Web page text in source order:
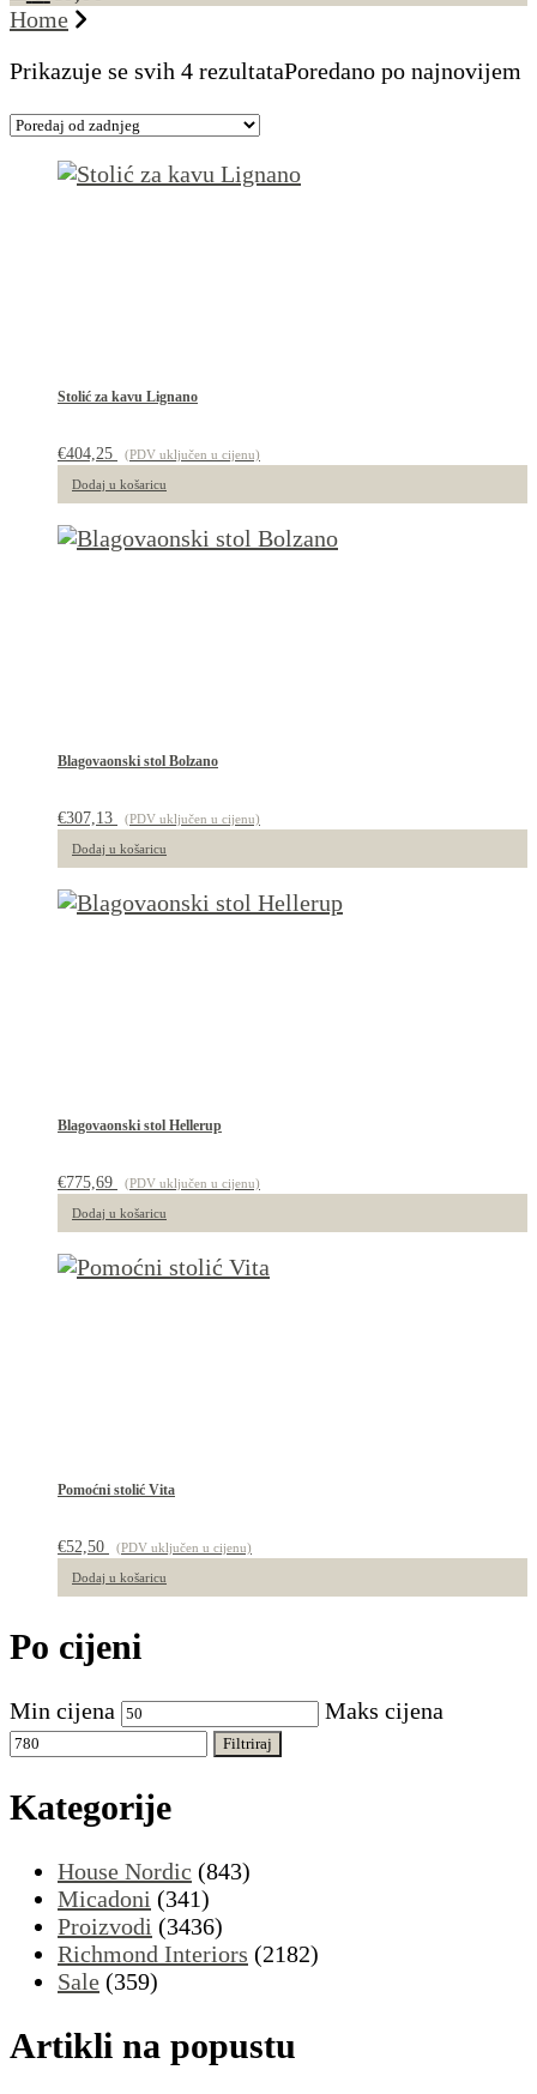
Home
Prikazuje se svih 4 rezultataPoredano po najnovijem
Stolić za kavu Lignano
€404,25 (PDV uključen u cijenu)
Dodaj u košaricu
Blagovaonski stol Bolzano
€307,13 (PDV uključen u cijenu)
Dodaj u košaricu
Blagovaonski stol Hellerup
€775,69 (PDV uključen u cijenu)
Dodaj u košaricu
Pomoćni stolić Vita
€52,50 (PDV uključen u cijenu)
Dodaj u košaricu
Po cijeni
Min cijena Maks cijena
Filtriraj
Kategorije
House Nordic (843)
Micadoni (341)
Proizvodi (3436)
Richmond Interiors (2182)
Sale (359)
Artikli na popustu